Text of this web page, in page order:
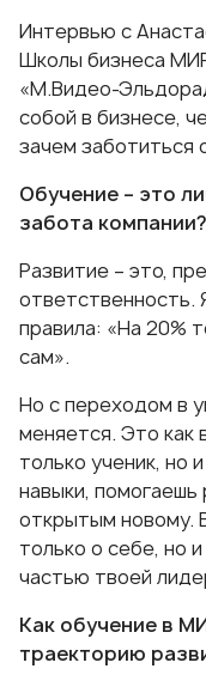
Интервью с
Школы бизнеса
«М.Видео-
собой в бизнесе,
зачем заботиться
Обучение – это
забота компании?
Развитие – это,
ответственность.
правила: «На 20%
сам».
Но с переходом в
меняется. Это как
только ученик, но
навыки, помогаешь
открытым новому.
только о себе, но
частью твоей
Как обучение в
траекторию